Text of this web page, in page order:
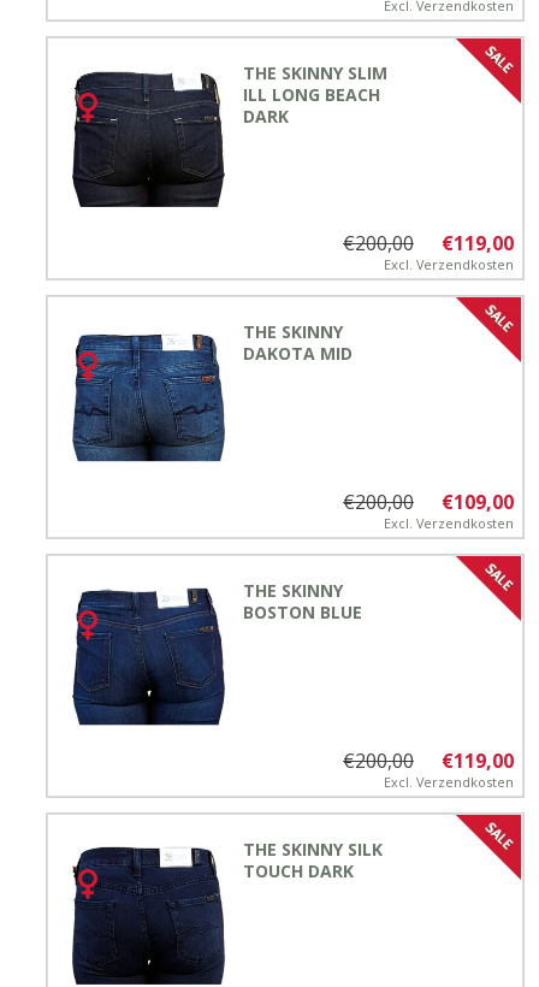
Excl. Verzendkosten
THE SKINNY SLIM
ILL LONG BEACH
DARK
€119,00
€200,00
Excl. Verzendkosten
THE SKINNY
DAKOTA MID
€109,00
€200,00
Excl. Verzendkosten
THE SKINNY
BOSTON BLUE
€119,00
€200,00
Excl. Verzendkosten
THE SKINNY SILK
TOUCH DARK